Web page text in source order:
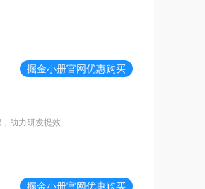
掘金小册官网优惠购买
助力研发提效
掘金小册官网优惠购买